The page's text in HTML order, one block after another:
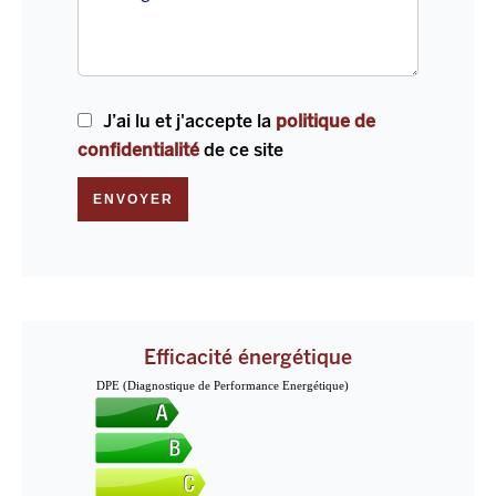
J’ai lu et j'accepte la politique de
confidentialité de ce site
ENVOYER
Efficacité énergétique
DPE (Diagnostique de Performance Energétique)